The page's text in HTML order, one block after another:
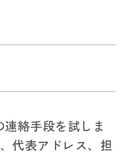
絡手段を試しま
代表アドレス、担